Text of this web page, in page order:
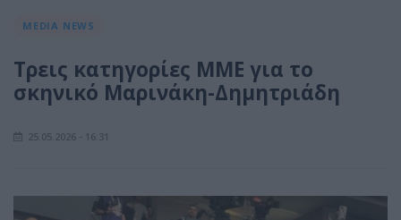
MEDIA NEWS
Τρεις κατηγορίες ΜΜΕ για το
σκηνικό Μαρινάκη-Δημητριάδη
25.05.2026 - 16:31